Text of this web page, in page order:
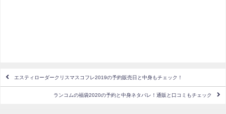
エスティローダークリスマスコフレ2019の予約販売日と中身もチェック！
ランコムの福袋2020の予約と中身ネタバレ！通販と口コミもチェック